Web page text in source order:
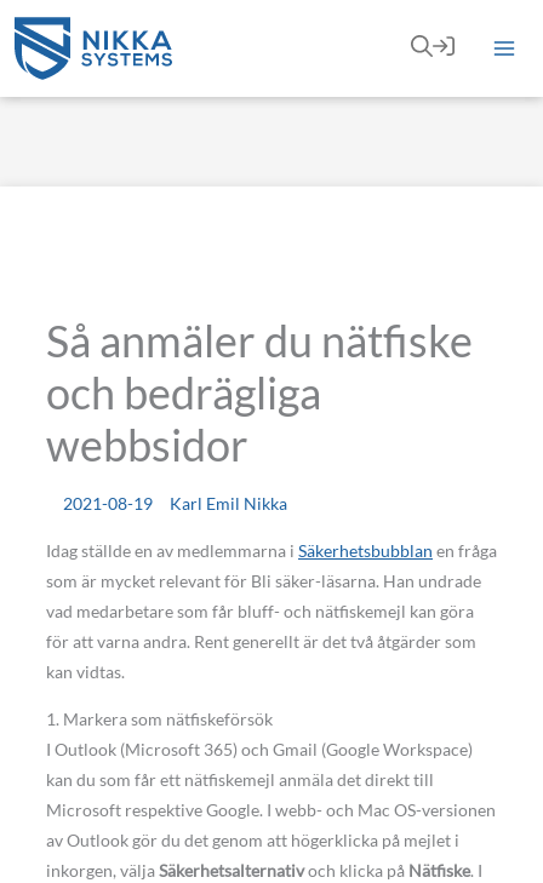
Hoppa
innehåll
Så anmäler du nätfiske
och bedrägliga
webbsidor
2021-08-19 Karl Emil Nikka
Idag ställde en av medlemmarna i Säkerhetsbubblan en fråga
som är mycket relevant för Bli säker-läsarna. Han undrade
vad medarbetare som får bluff- och nätfiskemejl kan göra
för att varna andra. Rent generellt är det två åtgärder som
kan vidtas.
1. Markera som nätfiskeförsök
I Outlook (Microsoft 365) och Gmail (Google Workspace)
kan du som får ett nätfiskemejl anmäla det direkt till
Microsoft respektive Google. I webb- och Mac OS-versionen
av Outlook gör du det genom att högerklicka på mejlet i
inkorgen, väljaSäkerhetsalternativoch klicka på Nätfiske. I